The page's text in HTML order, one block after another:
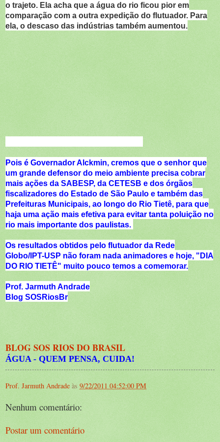
o trajeto. Ela acha que a água do rio ficou pior em
comparação com a outra expedição do flutuador. Para
ela, o descaso das indústrias também aumentou.
Pois é Governador Alckmin, cremos que o senhor que
um grande defensor do meio ambiente precisa cobrar
mais ações da SABESP, da CETESB e dos órgãos
fiscalizadores do Estado de São Paulo e também das
Prefeituras Municipais, ao longo do Rio Tietê, para que
haja uma ação mais efetiva para evitar tanta poluição no
rio mais importante dos paulistas.
Os resultados obtidos pelo flutuador da Rede
Globo/IPT-USP não foram nada animadores e hoje, "DIA
DO RIO TIETÊ" muito pouco temos a comemorar.
Prof. Jarmuth Andrade
Blog SOSRiosBr
BLOG SOS RIOS DO BRASIL
ÁGUA - QUEM PENSA, CUIDA!
Prof. Jarmuth Andrade às 9/22/2011 04:52:00 PM
Nenhum comentário:
Postar um comentário